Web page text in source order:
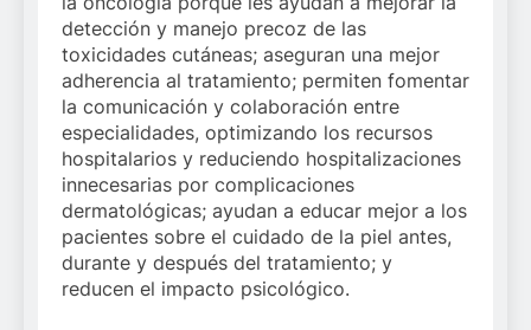
detección y manejo precoz de las
toxicidades cutáneas; aseguran una mejor
adherencia al tratamiento; permiten fomentar
la comunicación y colaboración entre
especialidades, optimizando los recursos
hospitalarios y reduciendo hospitalizaciones
innecesarias por complicaciones
dermatológicas; ayudan a educar mejor a los
pacientes sobre el cuidado de la piel antes,
durante y después del tratamiento; y
reducen el impacto psicológico.